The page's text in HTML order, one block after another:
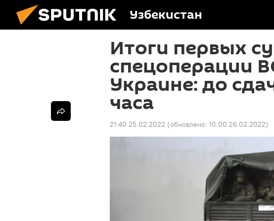
Узбекистан
Итоги первых
спецоперации
Украине: до
часа
21:40 25.02.2022 (обновлено: 10:00 26.02.2022)